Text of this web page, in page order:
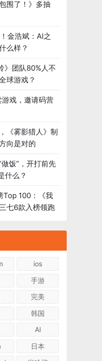
围了！》多抽
金浩斌：AI之
么样？
》团队80%人不
球游戏？
戏，邀请码营
《雾影猎人》制
向是对的
饭”，开打前先
什么？
Top 100：《我
七6款入榜领跑
ios
手游
完美
韩国
AI
日本